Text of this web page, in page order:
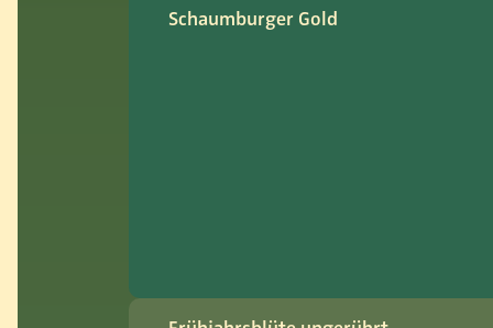
Schaumburger Gold